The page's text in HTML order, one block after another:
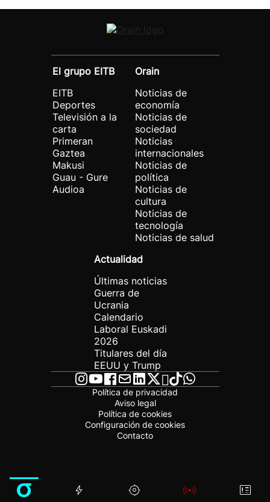
El grupo EITB
EITB
Deportes
Televisión a la
carta
Primeran
Gaztea
Makusi
Guau - Gure
Audioa
Orain
Noticias de
economía
Noticias de
sociedad
Noticias
internacionales
Noticias de
política
Noticias de
cultura
Noticias de
tecnología
Noticias de salud
Actualidad
Últimas noticias
Guerra de
Ucrania
Calendario
Laboral Euskadi
2026
Titulares del día
EEUU y Trump
Política de privacidad
Aviso legal
Política de cookies
Configuración de cookies
Contacto